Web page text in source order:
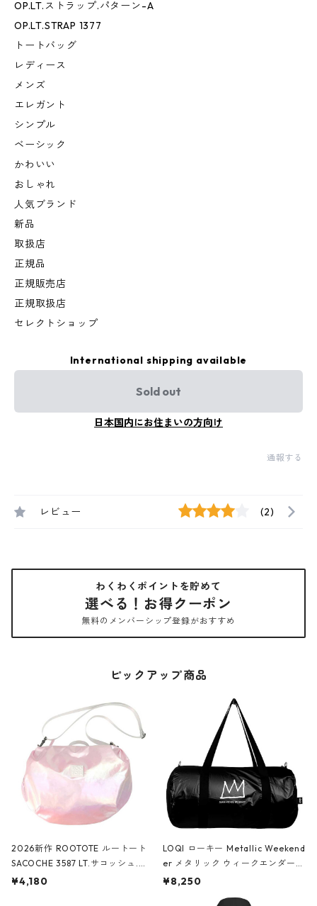
OP.LT.ストラップ.パターン-A
OP.LT.STRAP 1377
トートバッグ
レディース
メンズ
エレガント
シンプル
ベーシック
かわいい
おしゃれ
人気ブランド
新品
取扱店
正規品
正規販売店
正規取扱店
セレクトショップ
International shipping available
Sold out
日本国内にお住まいの方向け
通報する
レビュー (2)
わくわくポイントを貯めて
選べる！お得クーポン
無料のメンバーシップ登録がおすすめ
ピックアップ商品
2026新作 ROOTOTE ルートート
SACOCHE 3587 LT.サコッシュ.ル
ミエ-B ショルダーバッグ グロスピ
¥4,180
LOQI ローキー Metallic Weekend
er メタリック ウィークエンダー
ボストンバッグ ショルダーバッグ
¥8,250